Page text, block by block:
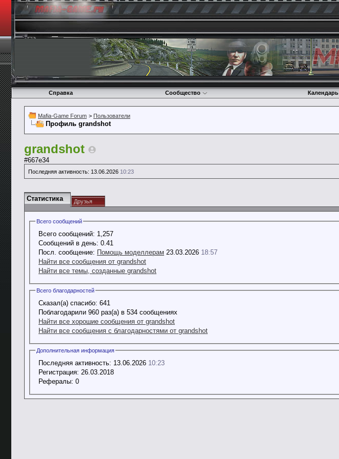
Справка Сообщество Календарь
Mafia-Game Forum > Пользователи
Профиль grandshot
grandshot
#667e34
Последняя активность: 13.06.2026 10:23
Статистика Друзья
Всего сообщений
Всего сообщений: 1,257
Сообщений в день: 0.41
Посл. сообщение: Помощь моделлерам 23.03.2026 18:57
Найти все сообщения от grandshot
Найти все темы, созданные grandshot
Всего благодарностей
Сказал(а) спасибо: 641
Поблагодарили 960 раз(а) в 534 сообщениях
Найти все хорошие сообщения от grandshot
Найти все сообщения с благодарностями от grandshot
Дополнительная информация
Последняя активность: 13.06.2026 10:23
Регистрация: 26.03.2018
Рефералы: 0